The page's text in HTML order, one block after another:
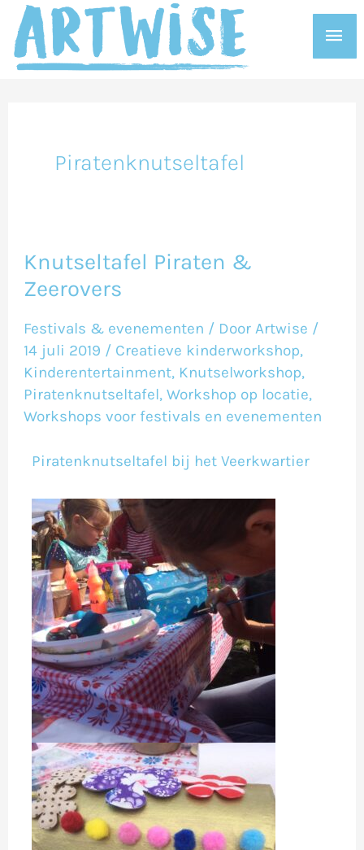
naar
Piratenknutseltafel
Knutseltafel Piraten &
Zeerovers
Festivals & evenementen / DoorArtwise /
14 juli 2019 / Creatieve kinderworkshop,
Kinderentertainment, Knutselworkshop,
Piratenknutseltafel,Workshop op locatie,
Workshops voor festivals en evenementen
Piratenknutseltafel bij het Veerkwartier
Knutseltafel
Piraten
Zeerovers